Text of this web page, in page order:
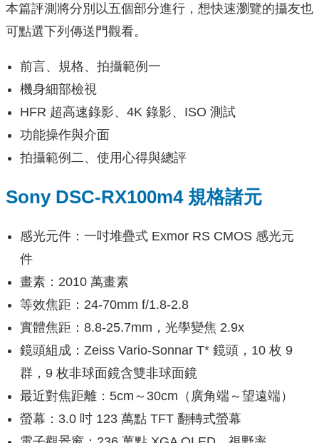
本篇評測將分別以五個部分進行，想快速瀏覽的攝友也
可點選下列傳送門觀看。
前言、規格、拍攝範例一
機身細部檢視
HFR 超高速錄影、4K 錄影、ISO 測試
功能操作與介面
拍攝範例二、使用心得與總評
Sony DSC-RX100m4 規格諸元
感光元件：一吋堆疊式 Exmor RS CMOS 感光元
件
畫素：2010 萬畫素
等效焦距：24-70mm f/1.8-2.8
實體焦距：8.8-25.7mm，光學變焦 2.9x
鏡頭組成：Zeiss Vario-Sonnar T* 鏡頭，10 枚 9
群，9 枚非球面鏡含雙非球面鏡
最近對焦距離：5cm～30cm（廣角端～望遠端）
螢幕：3.0 吋 123 萬點 TFT 翻轉式螢幕